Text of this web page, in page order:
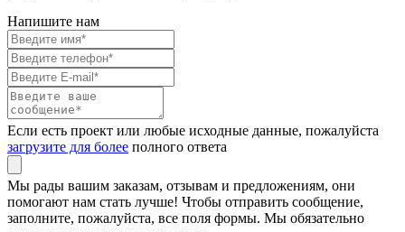
Напишите нам
Если есть проект или любые исходные данные, пожалуйста
загрузите для более полного ответа
Мы рады вашим заказам, отзывам и предложениям, они
помогают нам стать лучше! Чтобы отправить сообщение,
заполните, пожалуйста, все поля формы. Мы обязательно